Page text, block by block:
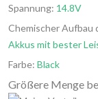
Spannung: 14.8V
Chemischer Aufbau
Akkus mit bester
Farbe: Black
Größere Menge